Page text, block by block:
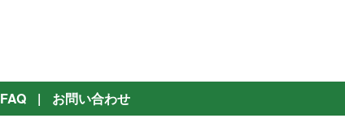
FAQ | お問い合わせ